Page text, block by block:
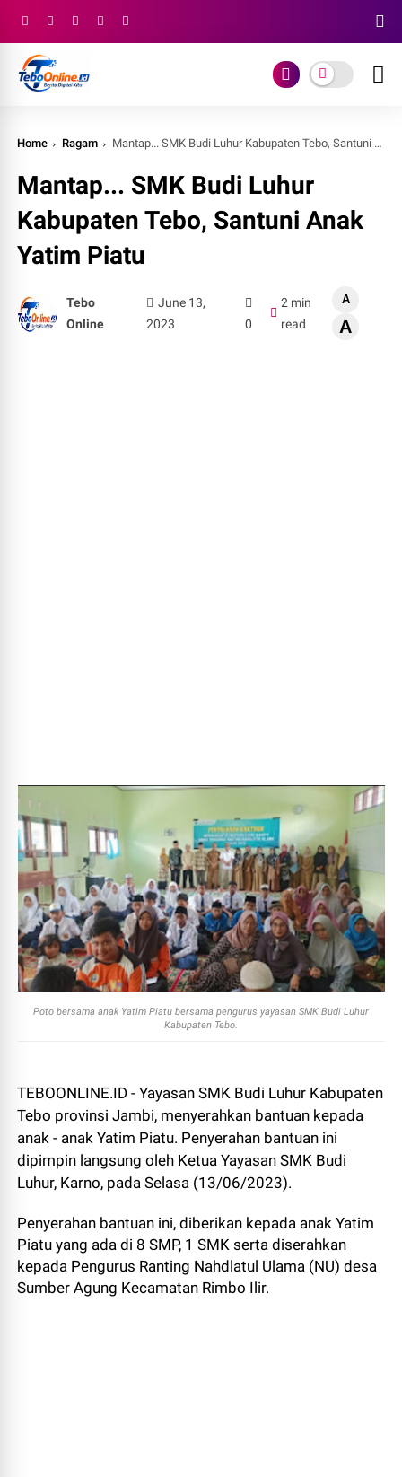
Home Ragam Mantap... SMK Budi Luhur Kabupaten Tebo, Santuni Anak Yatim Piatu
Mantap... SMK Budi Luhur
Kabupaten Tebo, Santuni Anak
Yatim Piatu
Tebo
Online
June 13,
2023
0
2 min
read
A
A
Poto bersama anak Yatim Piatu bersama pengurus yayasan SMK Budi Luhur
Kabupaten Tebo.
TEBOONLINE.ID - Yayasan SMK Budi Luhur Kabupaten
Tebo provinsi Jambi, menyerahkan bantuan kepada
anak - anak Yatim Piatu. Penyerahan bantuan ini
dipimpin langsung oleh Ketua Yayasan SMK Budi
Luhur, Karno, pada Selasa (13/06/2023).
Penyerahan bantuan ini, diberikan kepada anak Yatim
Piatu yang ada di 8 SMP, 1 SMK serta diserahkan
kepada Pengurus Ranting Nahdlatul Ulama (NU) desa
Sumber Agung Kecamatan Rimbo Ilir.